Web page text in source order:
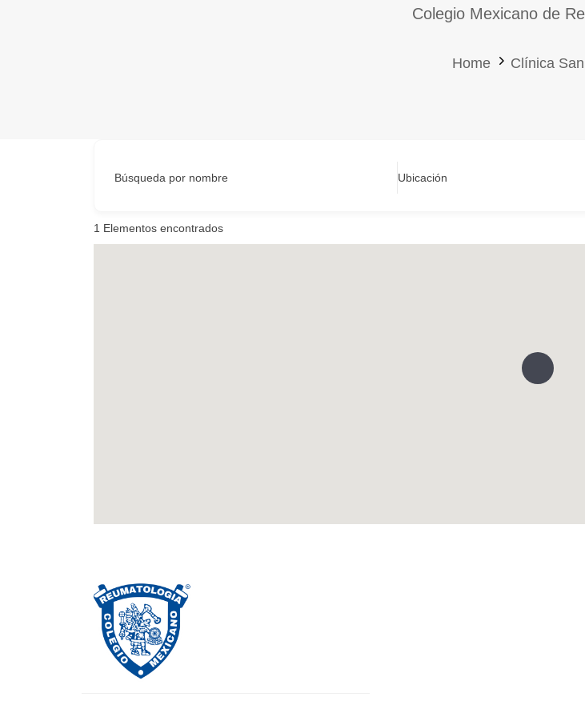
Colegio Mexicano de
Home Clínica
Búsqueda por nombre Ubicación
1 Elementos encontrados